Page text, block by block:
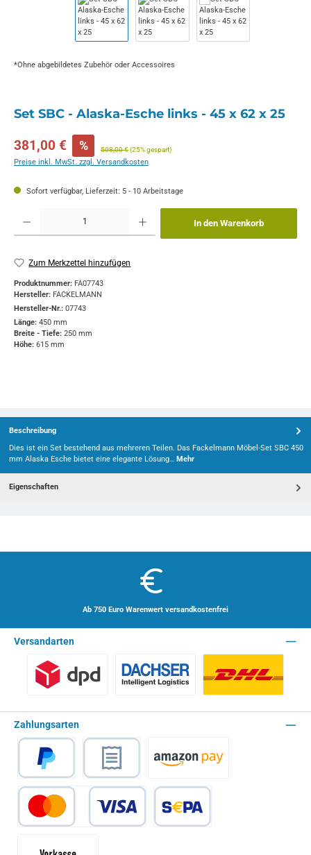
*Ohne abgebildetes Zubehör oder Accessoires
Set SBC - Alaska-Esche links - 45 x 62 x 25
Verkaufspreis:
381,00 € % Regulärer Preis:
508,00 €(25% gespart)
Preise inkl. MwSt. zzgl. Versandkosten
Sofort verfügbar, Lieferzeit: 5 - 10 Arbeitstage
Produkt Anzahl: Gib den gewünschten Wert ein oder benutze die Schaltflächen um
In den Warenkorb
Zum Merkzettel hinzufügen
Produktnummer: FA07743
Hersteller: FACKELMANN
Hersteller-Nr.: 07743
Länge: 450 mm
Breite - Tiefe: 250 mm
Höhe: 615 mm
Beschreibung
Dies ist ein Set bestehend aus mehreren Teilen. Das Fackelmann Möbel-Set SBC 450
mm Alaska Esche bietet eine elegante Lösung… Mehr
Eigenschaften
Ab 750 Euro Warenwert versandkostenfrei
Versandarten
Zahlungsarten
PayPal Rechnungskauf Amazon Pay